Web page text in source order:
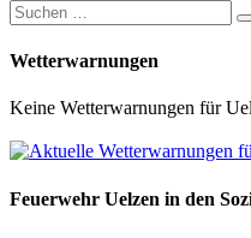
Wetterwarnungen
Keine Wetterwarnungen für
Feuerwehr Uelzen in den